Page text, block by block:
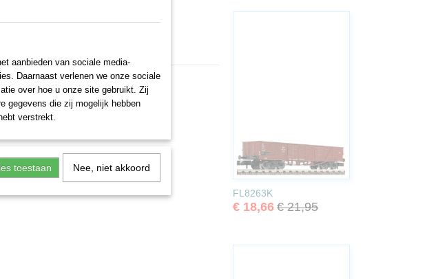
FL8263K
€ 18,66 € 21,95
aanbieden van sociale media-
Daarnaast verlenen we onze sociale
over hoe u onze site gebruikt. Zij
gegevens die zij mogelijk hebben
verstrekt.
toestaan Nee, niet akkoord